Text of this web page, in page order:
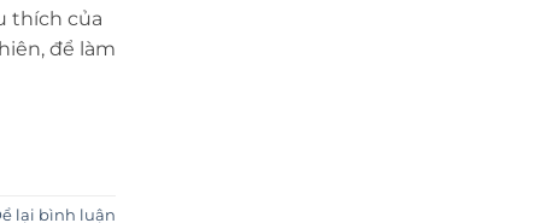
thích của
để làm
lại bình luận